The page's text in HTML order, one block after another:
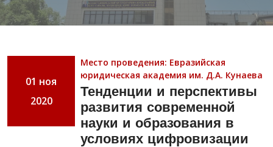
01 ноя
2020
Место проведения: Евразийская
юридическая академия им. Д.А. Кунаева
Тенденции и перспективы
развития современной
науки и образования в
условиях цифровизации